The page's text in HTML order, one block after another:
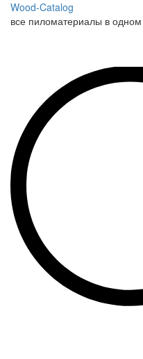
Wood-Catalog
все пиломатериалы в